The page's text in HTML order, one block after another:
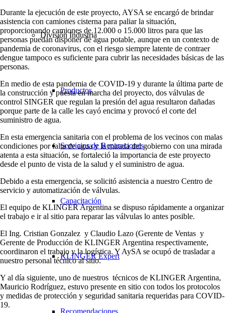
División Industria
Productos
Servicios de Reparaciones
Capacitación
KLINGER Expert
Recomendaciones
Durante la ejecución de este proyecto, AYSA se encargó de brindar
asistencia con camiones cisterna para paliar la situación,
proporcionando camiones de 12.000 o 15.000 litros para que las
personas puedan disponer de agua potable, aunque en un contexto de
pandemia de coronavirus, con el riesgo siempre latente de contraer
dengue tampoco es suficiente para cubrir las necesidades básicas de las
personas.
En medio de esta pandemia de COVID-19 y durante la última parte de
la construcción y puesta en marcha del proyecto, dos válvulas de
control SINGER que regulan la presión del agua resultaron dañadas
porque parte de la calle les cayó encima y provocó el corte del
suministro de agua.
En esta emergencia sanitaria con el problema de los vecinos con malas
condiciones por falta de agua y la mirada del gobierno con una mirada
atenta a esta situación, se fortaleció la importancia de este proyecto
desde el punto de vista de la salud y el suministro de agua.
Debido a esta emergencia, se solicitó asistencia a nuestro Centro de
servicio y automatización de válvulas.
El equipo de KLINGER Argentina se dispuso rápidamente a organizar
el trabajo e ir al sitio para reparar las válvulas lo antes posible.
El Ing. Cristian Gonzalez y Claudio Lazo (Gerente de Ventas y
Gerente de Producción de KLINGER Argentina respectivamente,
coordinaron el trabajo y la logística. Y AySA se ocupó de trasladar a
nuestro personal técnico al sitio.
Y al día siguiente, uno de nuestros técnicos de KLINGER Argentina,
Mauricio Rodríguez, estuvo presente en sitio con todos los protocolos
y medidas de protección y seguridad sanitaria requeridas para COVID-
19.